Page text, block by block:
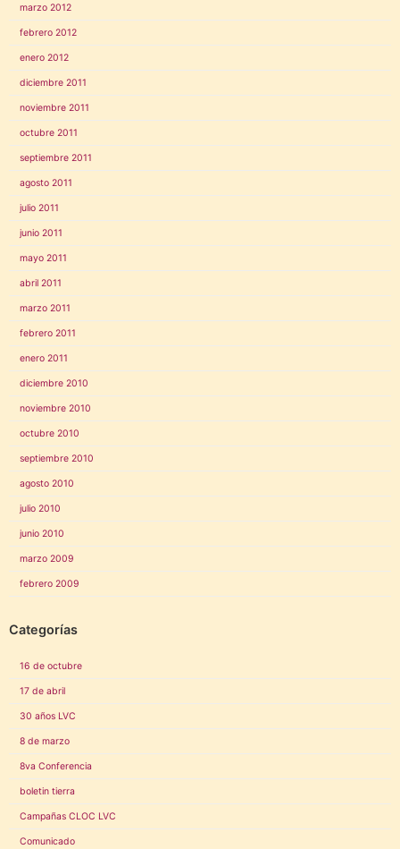
marzo 2012
febrero 2012
enero 2012
diciembre 2011
noviembre 2011
octubre 2011
septiembre 2011
agosto 2011
julio 2011
junio 2011
mayo 2011
abril 2011
marzo 2011
febrero 2011
enero 2011
diciembre 2010
noviembre 2010
octubre 2010
septiembre 2010
agosto 2010
julio 2010
junio 2010
marzo 2009
febrero 2009
Categorías
16 de octubre
17 de abril
30 años LVC
8 de marzo
8va Conferencia
boletin tierra
Campañas CLOC LVC
Comunicado